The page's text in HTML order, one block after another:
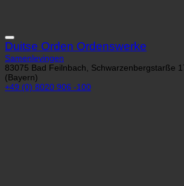
Duitse Orden Ordenswerke
Samenlevingen
83075 Bad Feilnbach, Schwarzenbergstarße
(Bayern)
+49 (0) 8020 906 -100